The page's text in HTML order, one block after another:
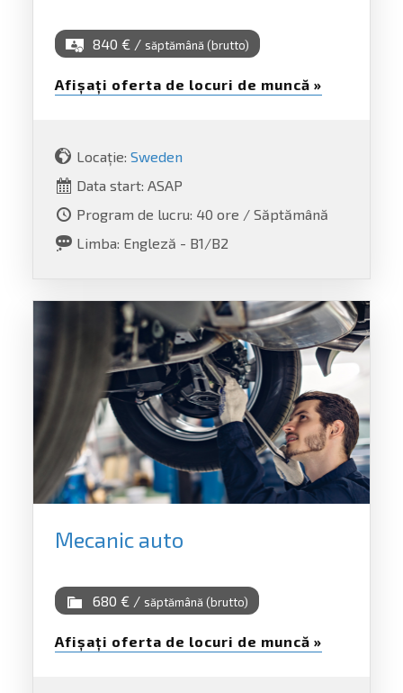
840 € / săptămână (brutto)
Afișați oferta de locuri de muncă »
Locație: Sweden
Data start: ASAP
Program de lucru: 40 ore / Săptămână
Limba: Engleză - B1/B2
Mecanic auto
680 € / săptămână (brutto)
Afișați oferta de locuri de muncă »